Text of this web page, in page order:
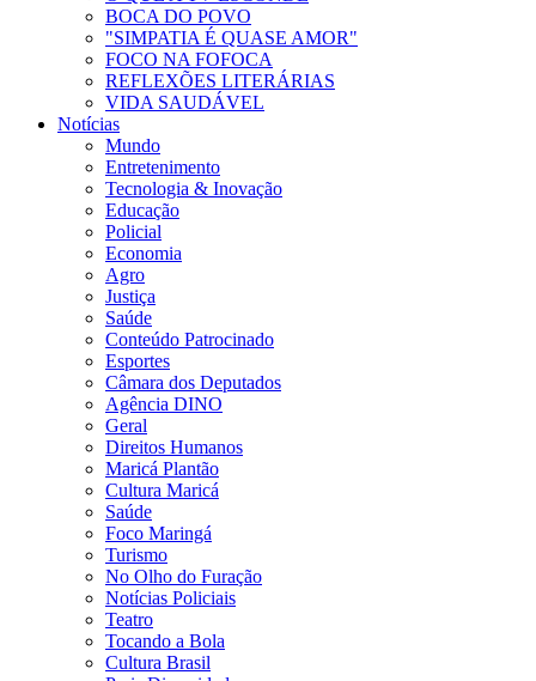
BOCA DO POVO
"SIMPATIA É QUASE AMOR"
FOCO NA FOFOCA
REFLEXÕES LITERÁRIAS
VIDA SAUDÁVEL
Notícias
Mundo
Entretenimento
Tecnologia & Inovação
Educação
Policial
Economia
Agro
Justiça
Saúde
Conteúdo Patrocinado
Esportes
Câmara dos Deputados
Agência DINO
Geral
Direitos Humanos
Maricá Plantão
Cultura Maricá
Saúde
Foco Maringá
Turismo
No Olho do Furação
Notícias Policiais
Teatro
Tocando a Bola
Cultura Brasil